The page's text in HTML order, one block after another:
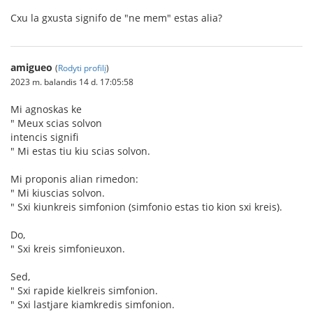
Cxu la gxusta signifo de "ne mem" estas alia?
amigueo (Rodyti profilį)
2023 m. balandis 14 d. 17:05:58
Mi agnoskas ke
" Meux scias solvon
intencis signifi
" Mi estas tiu kiu scias solvon.
Mi proponis alian rimedon:
" Mi kiuscias solvon.
" Sxi kiunkreis simfonion (simfonio estas tio kion sxi kreis).
Do,
" Sxi kreis simfonieuxon.
Sed,
" Sxi rapide kielkreis simfonion.
" Sxi lastjare kiamkredis simfonion.